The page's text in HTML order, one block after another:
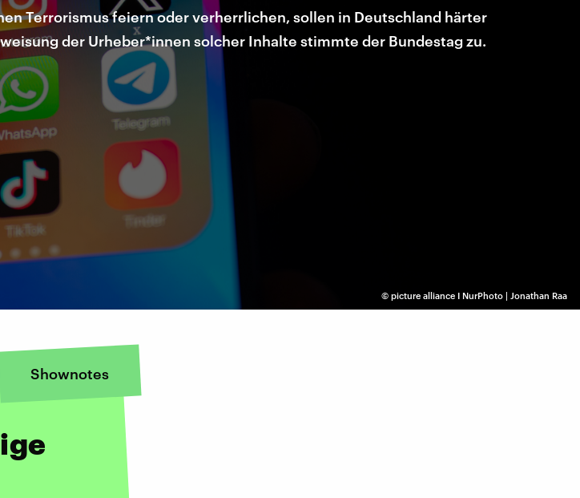
© picture alliance I NurPhoto | Jonathan Raa
Terrorismus feiern oder verherrlichen, sollen in Deutschland härter
der Urheber*innen solcher Inhalte stimmte der Bundestag zu.
Shownotes